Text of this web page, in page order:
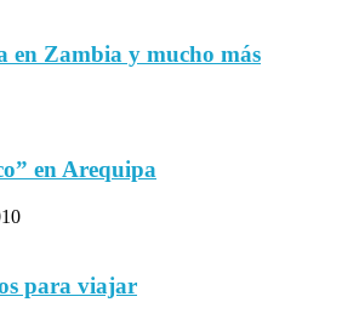
en Zambia y mucho más
en Arequipa
para viajar